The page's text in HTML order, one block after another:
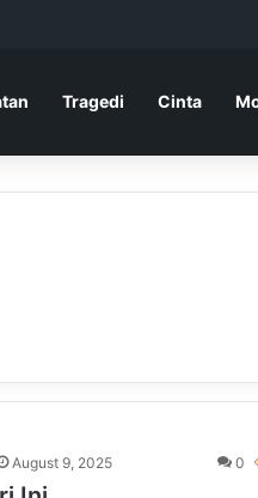
Tragedi Cinta
August 9, 2025 0